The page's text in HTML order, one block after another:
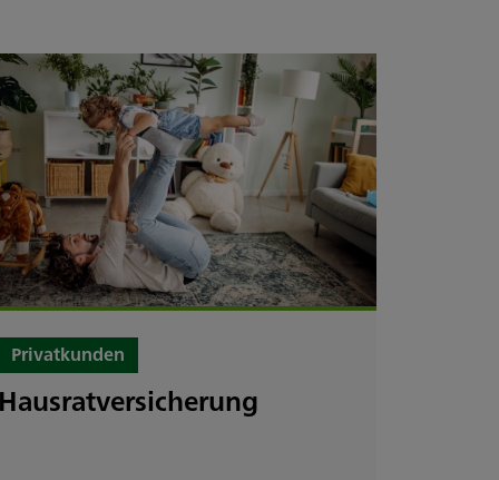
Privatkunden
Hausratversicherung